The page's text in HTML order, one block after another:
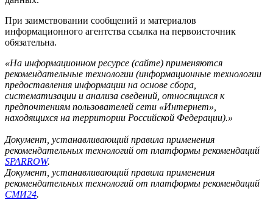
При заимствовании сообщений и материалов
информационного агентства ссылка на первоисточник
обязательна.
«На информационном ресурсе (сайте) применяются
рекомендательные технологии (информационные технологии
предоставления информации на основе сбора,
систематизации и анализа сведений, относящихся к
предпочтениям пользователей сети «Интернет»,
находящихся на территории Российской Федерации).»
Документ, устанавливающий правила применения
рекомендательных технологий от платформы рекомендаций
SPARROW.
Документ, устанавливающий правила применения
рекомендательных технологий от платформы рекомендаций
СМИ24.